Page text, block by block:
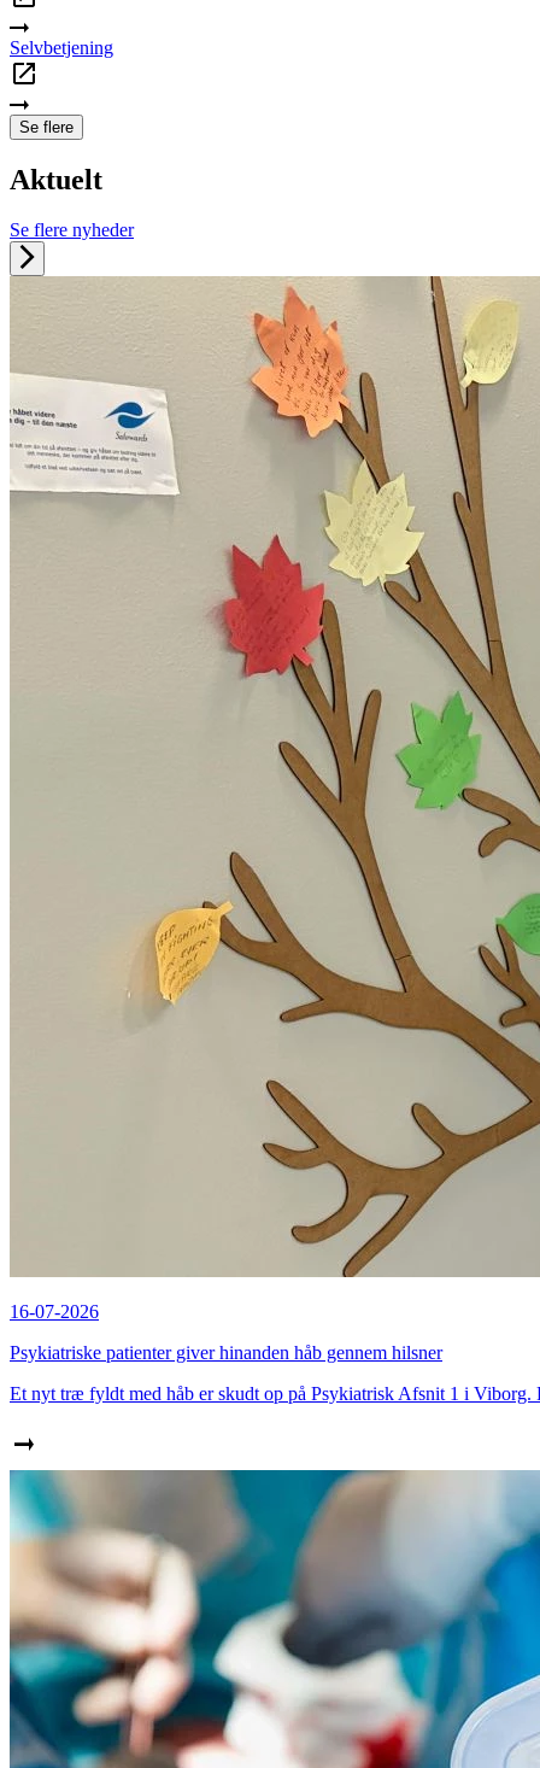
Selvbetjening
Se flere
Aktuelt
Se flere nyheder
16-07-2026
Psykiatriske patienter giver hinanden håb gennem hilsner
Et nyt træ fyldt med håb er skudt op på Psykiatrisk Afsnit 1 i Viborg.